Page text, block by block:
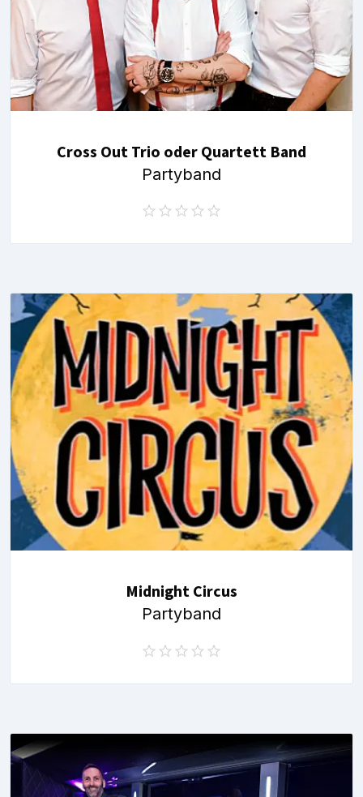
Cross Out Trio oder Quartett Band
Partyband
Midnight Circus
Partyband